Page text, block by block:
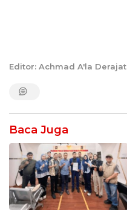
Editor: Achmad A'la Derajat
Baca Juga